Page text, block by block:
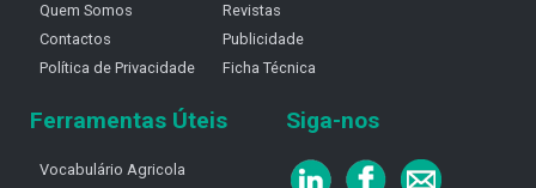
Quem Somos
Contactos
Política de Privacidade
Revistas
Publicidade
Ficha Técnica
Ferramentas Úteis
Vocabulário Agricola
Siga-nos